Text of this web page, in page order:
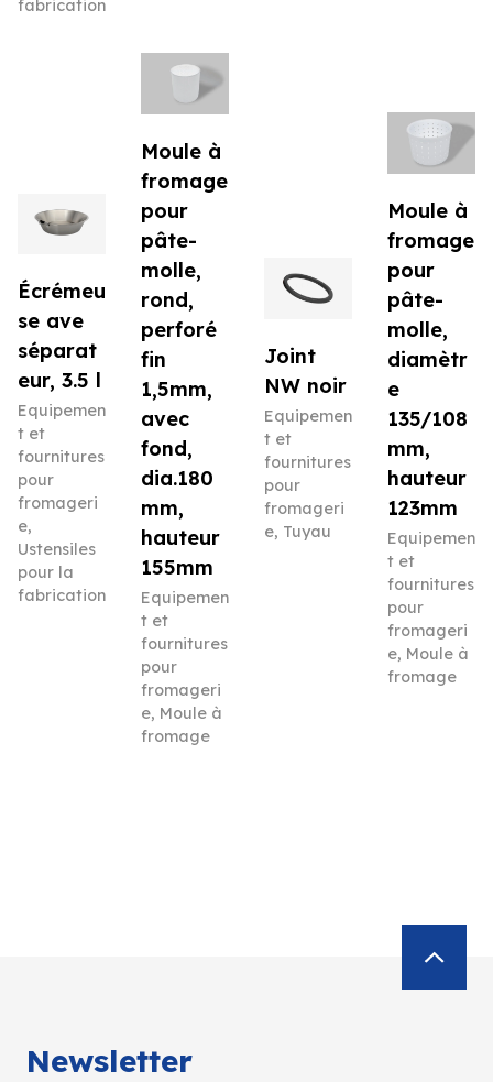
fabrication
Écrémeu
se ave
séparat
eur, 3.5 l
Equipemen
t et
fournitures
pour
fromageri
e,
Ustensiles
pour la
fabrication
Moule à
fromage
pour
pâte-
molle,
rond,
perforé
fin
1,5mm,
avec
fond,
dia.180
mm,
hauteur
155mm
Equipemen
t et
fournitures
pour
fromageri
e, Moule à
fromage
Joint
NW noir
Equipemen
t et
fournitures
pour
fromageri
e, Tuyau
Moule à
fromage
pour
pâte-
molle,
diamètr
e
135/108
mm,
hauteur
123mm
Equipemen
t et
fournitures
pour
fromageri
e, Moule à
fromage
Newsletter